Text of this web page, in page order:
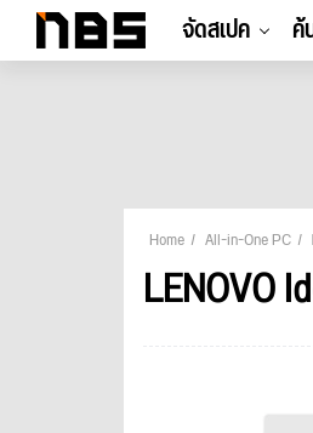
จัดสเปค
Home All-in-One PC
LENOVO